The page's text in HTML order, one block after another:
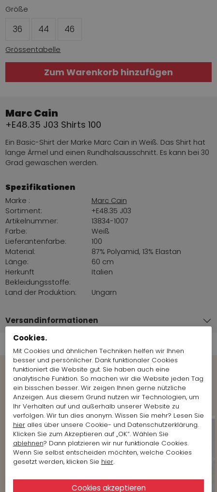
Größe
36 44 46
Grössentabelle
Zum Warenkorb hinzufügen
Marc Cain
+E48.35 J03 Shirts 100
Ein Basic-Shirt der Marke Marc Cain in Weiß. Das Shirt hat
lange Ärmel und einen Rundhalsausschnitt. Es kann bei 30
Grad gewaschen werden.
Spezifikationen
Marke :
Marc Cain
Sortiment:
+E48.35 J03
Artikelnummer:
13834-1007
Farbe:
Weiß
Lieferantenfarbe:
100
Material:
87% Polyamid, 13% Elastan
Länge:
60 cm
Herkunft
Bekleidungsstoffe:
Italien
Land der Produktion: Ungarn
Versandinformationen
Weitere Looks der Marke anzeigen
Marc Cain
Cookies.
Mit Cookies und ähnlichen Techniken helfen wir Ihnen
besser und persönlicher. Dank funktionaler Cookies
funktioniert die Website gut. Sie haben auch eine
analytische Funktion. So machen wir die Website jeden Tag
ein bisschen besser. Wir zeigen Ihnen gerne nützliche
Anzeigen. Aus diesem Grund nutzen wir Technologien, um
Ihr Verhalten auf und außerhalb unserer Website zu
verfolgen. Wir tun dies anonym. Wissen Sie mehr? Lesen Sie
hieralles über unsere Cookie- und Datenschutzerklärung.
Klicken Sie zum Akzeptieren auf „OK“. Wählen Sie
ablehnen? Dann platzieren wir nur funktionale Cookies.
Wenn Sie selbst entscheiden möchten, welche Cookies
gesetzt werden, klicken Sie hier.